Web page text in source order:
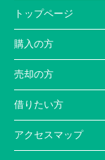
トップページ
購入の方
売却の方
借りたい方
アクセスマップ